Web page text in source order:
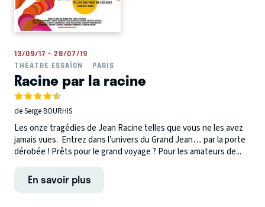
13/09/17 - 28/07/19
THÉÂTRE ESSAÏON
PARIS
Racine par la racine
de Serge BOURHIS
Les onze tragédies de Jean Racine telles que vous ne les avez
jamais vues. Entrez dans l’univers du Grand Jean… par la porte
dérobée ! Prêts pour le grand voyage ? Pour les amateurs de...
En savoir plus